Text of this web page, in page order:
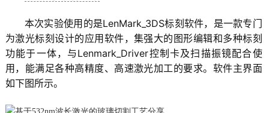
本次实验使用的是LenMark_3DS标刻软件，是一款专门
为激光标刻设计的应用软件，集强大的图形编辑和多种标刻
功能于一体，与Lenmark_Driver控制卡及扫描振镜配合使
用，能满足各种高精度、高速激光加工的要求。软件主界面
如下图所示。